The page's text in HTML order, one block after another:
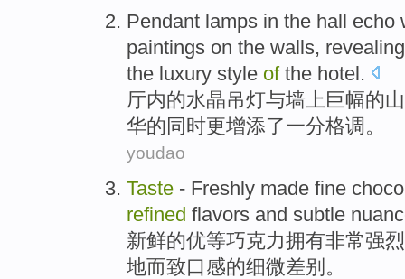
Pendant lamps in the hall echo
paintings on the walls,
the luxury style ofthe hotel.
厅内的水晶吊灯与墙上巨幅的
华的同时更增添了一分格调 。
youdao
Taste - Freshly made fine
refined flavors and subtle
新鲜的优等巧克力拥有非常强烈
地而致口感的细微差别。